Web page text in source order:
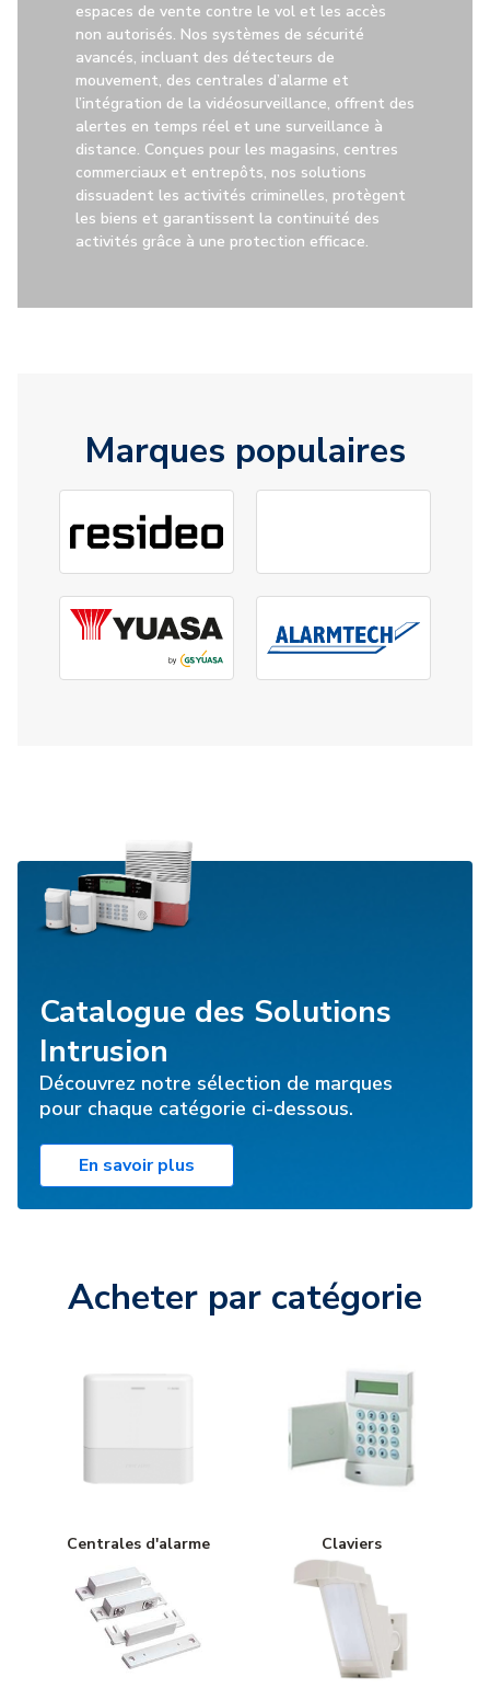
espaces de vente contre le vol et les accès
non autorisés. Nos systèmes de sécurité
avancés, incluant des détecteurs de
mouvement, des centrales d’alarme et
l’intégration de la vidéosurveillance, offrent des
alertes en temps réel et une surveillance à
distance. Conçues pour les magasins, centres
commerciaux et entrepôts, nos solutions
dissuadent les activités criminelles, protègent
les biens et garantissent la continuité des
activités grâce à une protection efficace.
Marques populaires
Catalogue des Solutions
Intrusion
Découvrez notre sélection de marques
pour chaque catégorie ci-dessous.
En savoir plus
Acheter par catégorie
Centrales d'alarme Claviers